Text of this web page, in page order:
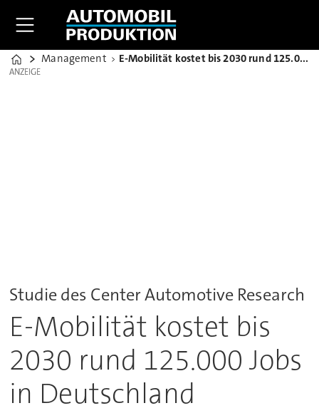
Home
Management E-Mobilität kostet bis 2030 rund 125.000 Jobs in Deutschland
ANZEIGE
ANZEIGE
Studie des Center Automotive Research
E-Mobilität kostet bis
2030 rund 125.000 Jobs
in Deutschland